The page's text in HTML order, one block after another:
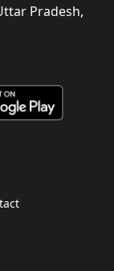
Pradesh,